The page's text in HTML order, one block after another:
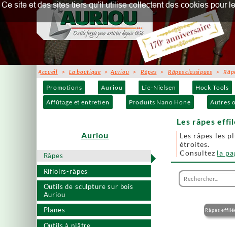
Promotions Auriou Lie-Nielsen Hock Tools
Affûtage et entretien
Produits Nano Hone Autres
Râpes
Rifloirs-râpes
Outils de sculpture sur bois
Auriou
Planes
Outils à plâtre
Accueil >La boutique >Auriou >Râpes >Râpes classiques >
Les râpes
Les râpes les
étroites.
Consultez la
Auriou
Râpes
Ce site et des sites tiers qu'il utilise collectent des cookies pour